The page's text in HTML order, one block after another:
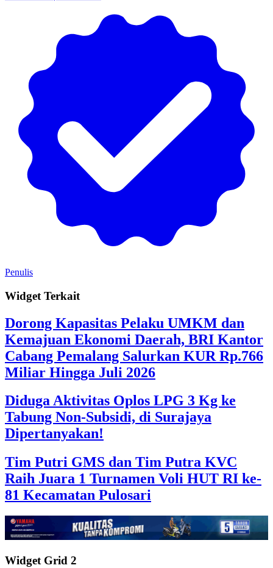
Penulis
Widget Terkait
Dorong Kapasitas Pelaku UMKM dan
Kemajuan Ekonomi Daerah, BRI Kantor
Cabang Pemalang Salurkan KUR Rp.766
Miliar Hingga Juli 2026
Diduga Aktivitas Oplos LPG 3 Kg ke
Tabung Non-Subsidi, di Surajaya
Dipertanyakan!
Tim Putri GMS dan Tim Putra KVC
Raih Juara 1 Turnamen Voli HUT RI ke-
81 Kecamatan Pulosari
Widget Grid 2